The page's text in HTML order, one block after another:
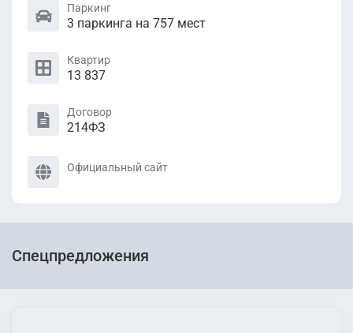
Паркинг
3 паркинга на 757 мест
Квартир
13 837
Договор
214ФЗ
Официальный сайт
Спецпредложения